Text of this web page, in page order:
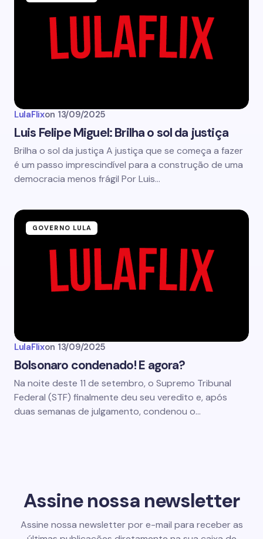
LulaFlixon 13/09/2025
Luis Felipe Miguel: Brilha o sol da justiça
Brilha o sol da justiça A justiça que se começa a fazer
é um passo imprescindível para a construção de uma
democracia menos frágil Por Luis…
GOVERNO LULA
LulaFlixon 13/09/2025
Bolsonaro condenado! E agora?
Na noite deste 11 de setembro, o Supremo Tribunal
Federal (STF) finalmente deu seu veredito e, após
duas semanas de julgamento, condenou o…
Assine nossa newsletter
Assine nossa newsletter por e-mail para receber as